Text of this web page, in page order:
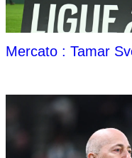
Mercato : Tamar